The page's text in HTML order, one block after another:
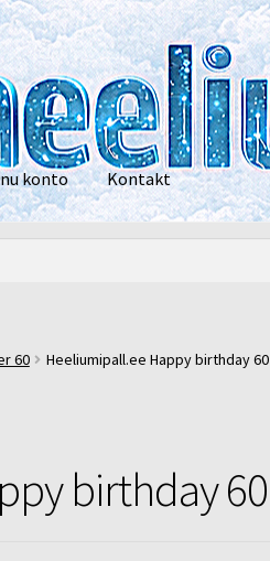
konto Kontakt
60 Heeliumipall.ee Happy birthday 60
birthday 60